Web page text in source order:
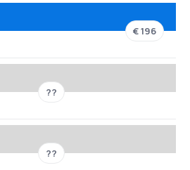
€ 196
??
??